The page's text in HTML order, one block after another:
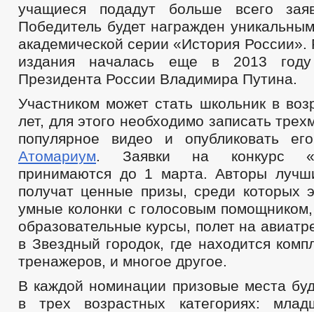
учащиеся подадут больше всего
Победитель будет награжден
академической серии «История России».
издания началась еще в 2013
Президента России Владимира Путина.
Участником может стать школьник в
лет, для этого необходимо записать
популярное видео и опубликовать
Атомариум. Заявки на конкурс
принимаются до 1 марта. Авторы
получат ценные призы, среди которых
умные колонки с голосовым
образовательные курсы, полет на
в Звездный городок, где находится
тренажеров, и многое другое.
В каждой номинации призовые места
в трех возрастных категориях: